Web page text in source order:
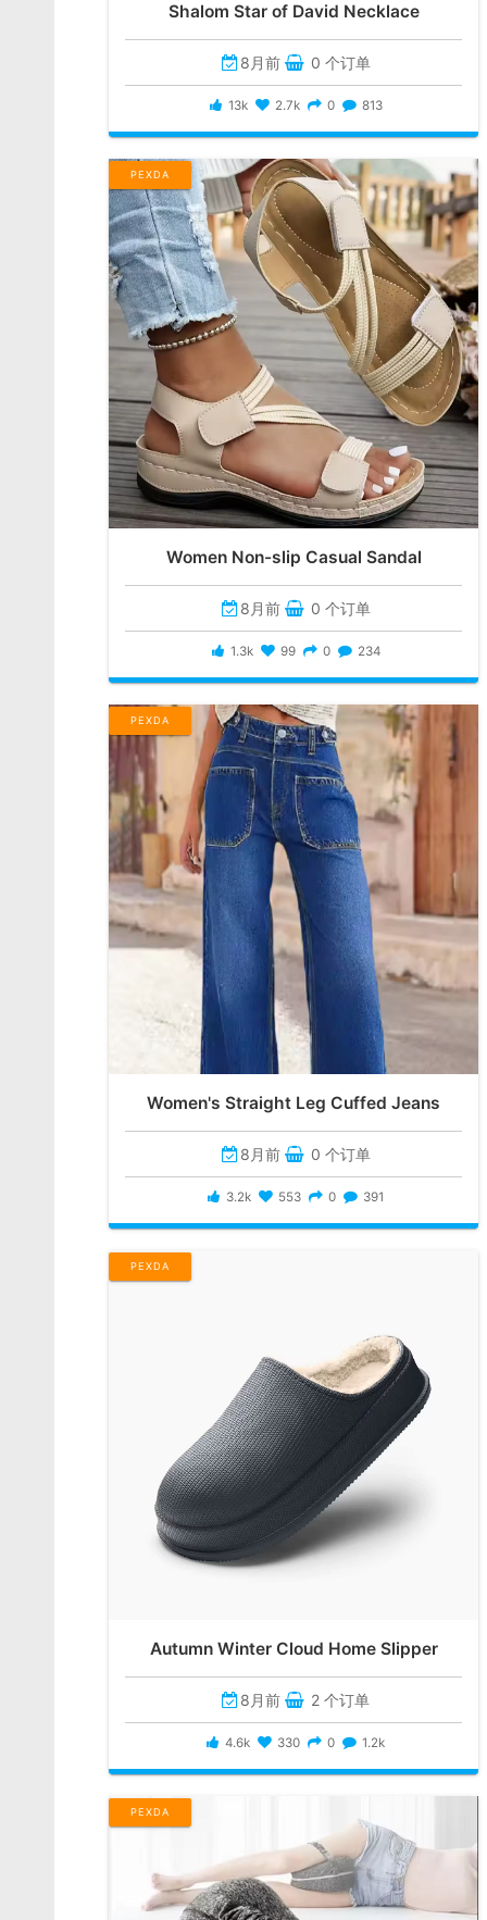
Shalom Star of David Necklace
8月前 0 个订单
13k 2.7k 0 813
PEXDA
Women Non-slip Casual Sandal
8月前 0 个订单
1.3k 99 0 234
PEXDA
Women's Straight Leg Cuffed Jeans
8月前 0 个订单
3.2k 553 0 391
PEXDA
Autumn Winter Cloud Home Slipper
8月前 2 个订单
4.6k 330 0 1.2k
PEXDA